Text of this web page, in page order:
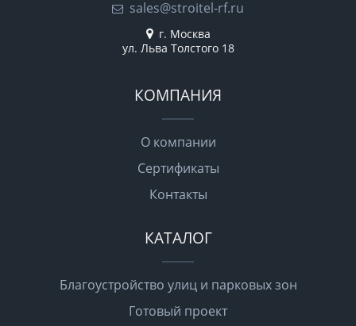
sales@stroitel-rf.ru
г. Москва
ул. Льва Толстого 18
КОМПАНИЯ
О компании
Сертификаты
Контакты
КАТАЛОГ
Благоустройство улиц и парковых зон
Готовый проект